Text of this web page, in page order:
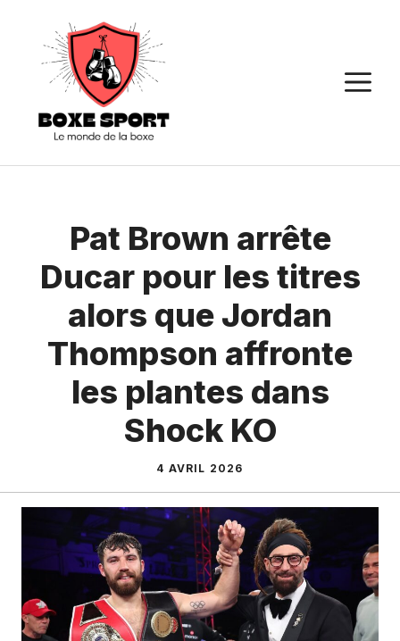
contenu
Pat Brown arrête
Ducar pour les titres
alors que Jordan
Thompson affronte
les plantes dans
Shock KO
4 AVRIL 2026